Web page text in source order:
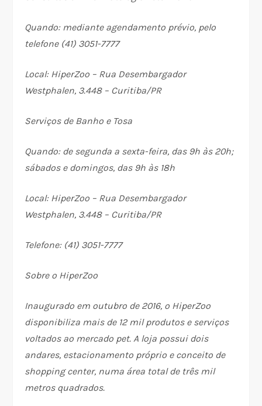
Quando: mediante agendamento prévio, pelo
telefone (41) 3051-7777
Local: HiperZoo – Rua Desembargador
Westphalen, 3.448 – Curitiba/PR
Serviços de Banho e Tosa
Quando: de segunda a sexta-feira, das 9h às 20h;
sábados e domingos, das 9h às 18h
Local: HiperZoo – Rua Desembargador
Westphalen, 3.448 – Curitiba/PR
Telefone: (41) 3051-7777
Sobre o HiperZoo
Inaugurado em outubro de 2016, o HiperZoo
disponibiliza mais de 12 mil produtos e serviços
voltados ao mercado pet. A loja possui dois
andares, estacionamento próprio e conceito de
shopping center, numa área total de três mil
metros quadrados.